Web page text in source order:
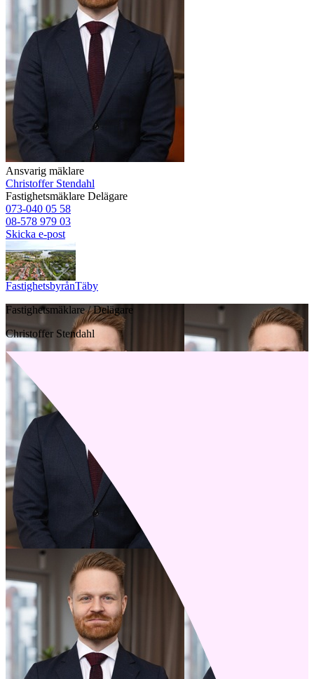
Ansvarig mäklare
Christoffer Stendahl
Fastighetsmäklare Delägare
073-040 05 58
08-578 979 03
Skicka e-post
FastighetsbyrånTäby
Fastighetsmäklare / Delägare
Christoffer Stendahl